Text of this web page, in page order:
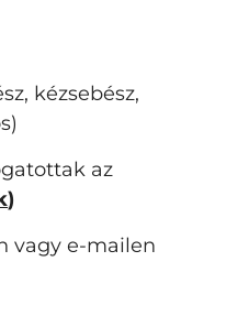
kézsebész,
az
)
vagy e-mailen